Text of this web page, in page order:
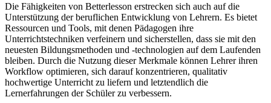
Die Fähigkeiten von Betterlesson erstrecken sich auch auf die
Unterstützung der beruflichen Entwicklung von Lehrern. Es bietet
Ressourcen und Tools, mit denen Pädagogen ihre
Unterrichtstechniken verfeinern und sicherstellen, dass sie mit den
neuesten Bildungsmethoden und -technologien auf dem Laufenden
bleiben. Durch die Nutzung dieser Merkmale können Lehrer ihren
Workflow optimieren, sich darauf konzentrieren, qualitativ
hochwertige Unterricht zu liefern und letztendlich die
Lernerfahrungen der Schüler zu verbessern.